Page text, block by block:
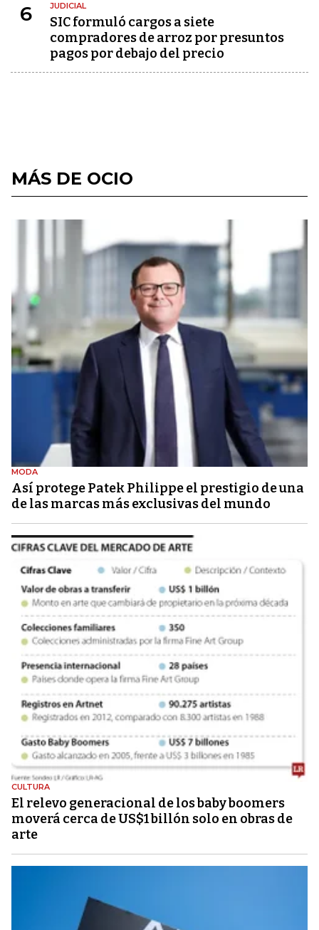
6 JUDICIAL
SIC formuló cargos a siete
compradores de arroz por presuntos
pagos por debajo del precio
MÁS DE OCIO
MODA
Así protege Patek Philippe el prestigio de una
de las marcas más exclusivas del mundo
CULTURA
El relevo generacional de los baby boomers
moverá cerca de US$1 billón solo en obras de
arte